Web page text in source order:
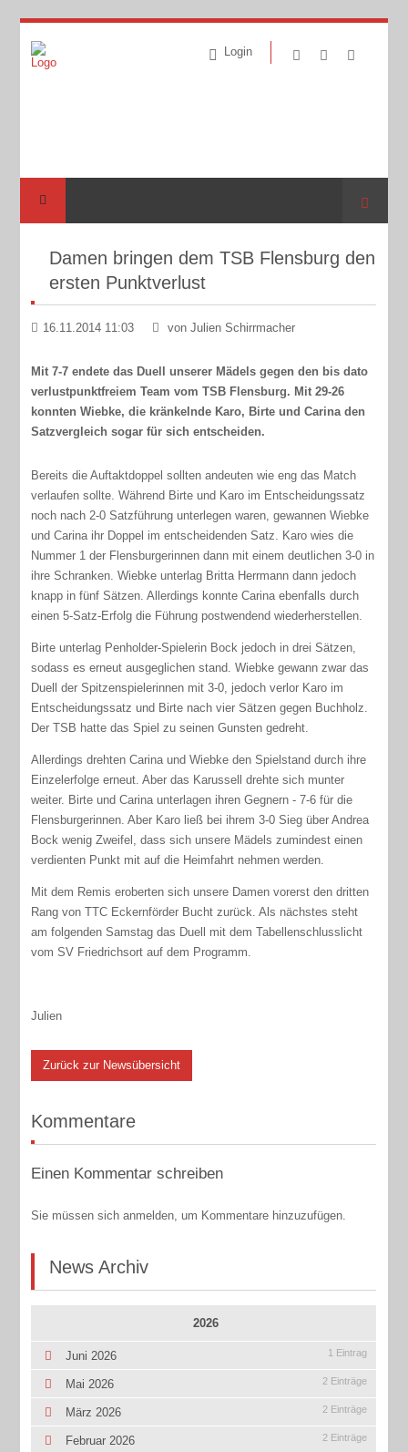
Login
Suche
Damen bringen dem TSB Flensburg den
ersten Punktverlust
16.11.2014 11:03 von Julien Schirrmacher
Mit 7-7 endete das Duell unserer Mädels gegen den bis dato
verlustpunktfreiem Team vom TSB Flensburg. Mit 29-26
konnten Wiebke, die kränkelnde Karo, Birte und Carina den
Satzvergleich sogar für sich entscheiden.
Bereits die Auftaktdoppel sollten andeuten wie eng das Match
verlaufen sollte. Während Birte und Karo im Entscheidungssatz
noch nach 2-0 Satzführung unterlegen waren, gewannen Wiebke
und Carina ihr Doppel im entscheidenden Satz. Karo wies die
Nummer 1 der Flensburgerinnen dann mit einem deutlichen 3-0 in
ihre Schranken. Wiebke unterlag Britta Herrmann dann jedoch
knapp in fünf Sätzen. Allerdings konnte Carina ebenfalls durch
einen 5-Satz-Erfolg die Führung postwendend wiederherstellen.
Birte unterlag Penholder-Spielerin Bock jedoch in drei Sätzen,
sodass es erneut ausgeglichen stand. Wiebke gewann zwar das
Duell der Spitzenspielerinnen mit 3-0, jedoch verlor Karo im
Entscheidungssatz und Birte nach vier Sätzen gegen Buchholz.
Der TSB hatte das Spiel zu seinen Gunsten gedreht.
Allerdings drehten Carina und Wiebke den Spielstand durch ihre
Einzelerfolge erneut. Aber das Karussell drehte sich munter
weiter. Birte und Carina unterlagen ihren Gegnern - 7-6 für die
Flensburgerinnen. Aber Karo ließ bei ihrem 3-0 Sieg über Andrea
Bock wenig Zweifel, dass sich unsere Mädels zumindest einen
verdienten Punkt mit auf die Heimfahrt nehmen werden.
Mit dem Remis eroberten sich unsere Damen vorerst den dritten
Rang von TTC Eckernförder Bucht zurück. Als nächstes steht
am folgenden Samstag das Duell mit dem Tabellenschlusslicht
vom SV Friedrichsort auf dem Programm.
Julien
Zurück zur Newsübersicht
Kommentare
Einen Kommentar schreiben
Sie müssen sich anmelden, um Kommentare hinzuzufügen.
News Archiv
2026
Juni 2026 1 Eintrag
Mai 2026 2 Einträge
März 2026 2 Einträge
Februar 2026 2 Einträge